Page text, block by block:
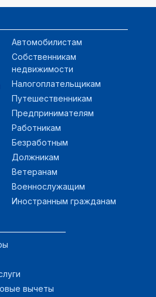
Автомобилистам
Собственникам
недвижимости
Налогоплательщикам
Путешественникам
Предпринимателям
Работникам
Безработным
Должникам
Ветеранам
Военнослужащим
Иностранным гражданам
вычеты